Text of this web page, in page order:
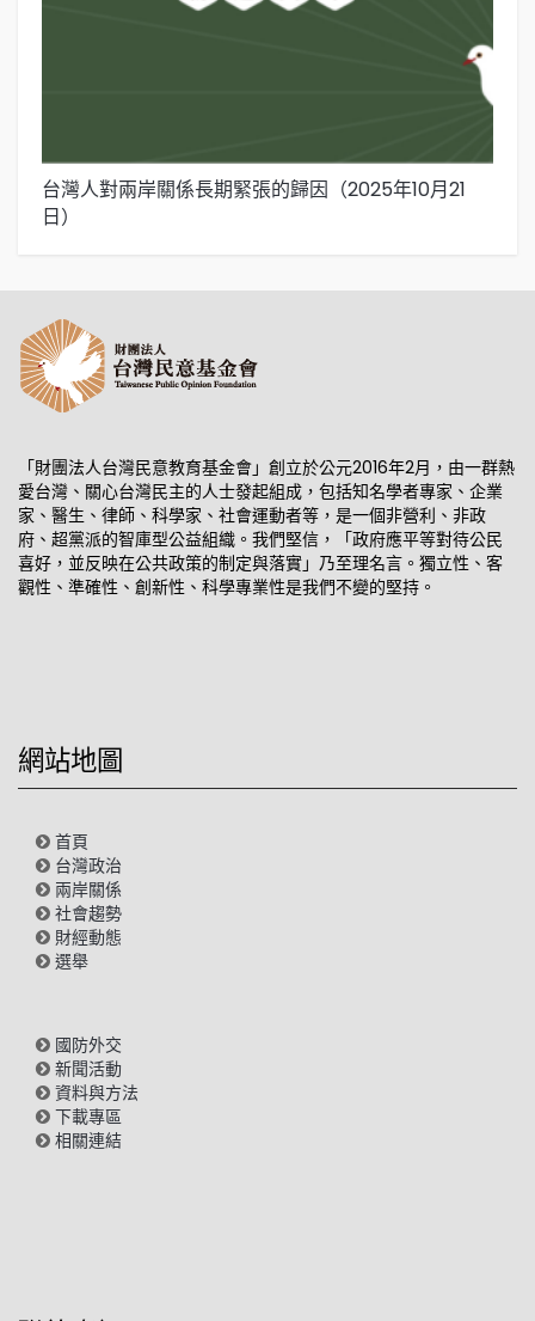
台灣人對兩岸關係長期緊張的歸因（2025年10月21
日）
「財團法人台灣民意教育基金會」創立於公元2016年2月，由一群熱
愛台灣、關心台灣民主的人士發起組成，包括知名學者專家、企業
家、醫生、律師、科學家、社會運動者等，是一個非營利、非政
府、超黨派的智庫型公益組織。我們堅信，「政府應平等對待公民
喜好，並反映在公共政策的制定與落實」乃至理名言。獨立性、客
觀性、準確性、創新性、科學專業性是我們不變的堅持。
網站地圖
首頁
台灣政治
兩岸關係
社會趨勢
財經動態
選舉
國防外交
新聞活動
資料與方法
下載專區
相關連結